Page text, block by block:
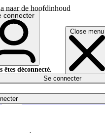
naar de hoofdinhoud
Close menu
connecter
êtes déconnecté.
Se connecter